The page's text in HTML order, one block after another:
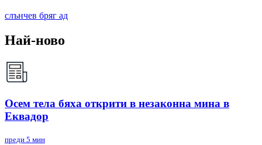
слънчев бряг ад
Най-ново
Осем тела бяха открити в незаконна мина в
Еквадор
преди 5 мин